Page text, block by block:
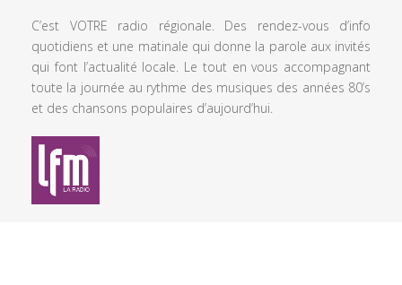
C’est VOTRE radio régionale. Des rendez-vous d’info
quotidiens et une matinale qui donne la parole aux invités
qui font l’actualité locale. Le tout en vous accompagnant
toute la journée au rythme des musiques des années 80’s
et des chansons populaires d’aujourd’hui.